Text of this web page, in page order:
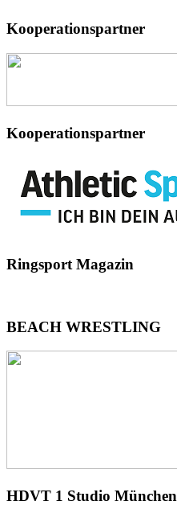
Kooperationspartner
Kooperationspartner
Ringsport Magazin
BEACH WRESTLING
HDVT 1 Studio München